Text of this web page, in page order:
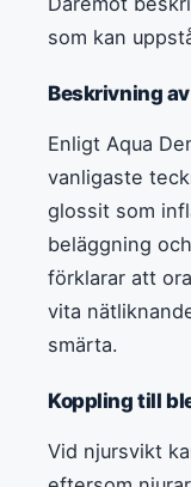
som kan
Beskrivning
Enligt Aqua
vanligaste
glossit som
beläggning
förklarar att
vita
smärta.
Koppling till
Vid njursvikt